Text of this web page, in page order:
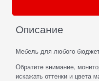
Описание
Мебель для любого
Обратите внимание,
искажать оттенки и цвета